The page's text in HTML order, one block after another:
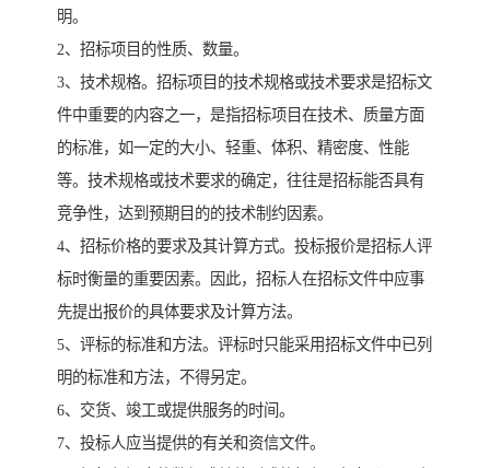
明。
2、招标项目的性质、数量。
3、技术规格。招标项目的技术规格或技术要求是招标文
件中重要的内容之一，是指招标项目在技术、质量方面
的标准，如一定的大小、轻重、体积、精密度、性能
等。技术规格或技术要求的确定，往往是招标能否具有
竞争性，达到预期目的的技术制约因素。
4、招标价格的要求及其计算方式。投标报价是招标人评
标时衡量的重要因素。因此，招标人在招标文件中应事
先提出报价的具体要求及计算方法。
5、评标的标准和方法。评标时只能采用招标文件中已列
明的标准和方法，不得另定。
6、交货、竣工或提供服务的时间。
7、投标人应当提供的有关和资信文件。